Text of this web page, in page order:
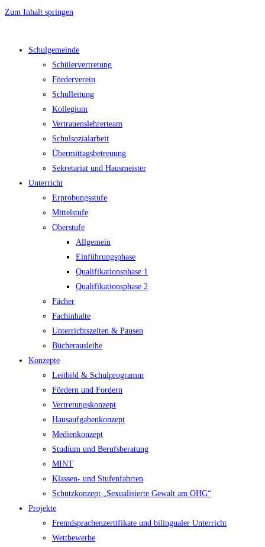
Zum Inhalt springen
Schulgemeinde
Schülervertretung
Förderverein
Schulleitung
Kollegium
Vertrauenslehrerteam
Schulsozialarbeit
Übermittagsbetreuung
Sekretariat und Hausmeister
Unterricht
Erprobungsstufe
Mittelstufe
Oberstufe
Allgemein
Einführungsphase
Qualifikationsphase 1
Qualifikationsphase 2
Fächer
Fachinhalte
Unterrichtszeiten & Pausen
Bücherausleihe
Konzepte
Leitbild & Schulprogramm
Fördern und Fordern
Vertretungskonzept
Hausaufgabenkonzept
Medienkonzept
Studium und Berufsberatung
MINT
Klassen- und Stufenfahrten
Schutzkonzept „Sexualisierte Gewalt am OHG“
Projekte
Fremdsprachenzertifikate und bilingualer Unterricht
Wettbewerbe